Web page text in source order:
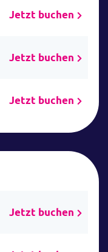
Jetzt buchen
Jetzt buchen
Jetzt buchen
Jetzt buchen